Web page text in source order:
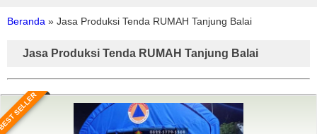
Beranda » Jasa Produksi Tenda RUMAH Tanjung Balai
Jasa Produksi Tenda RUMAH Tanjung Balai
SELLER